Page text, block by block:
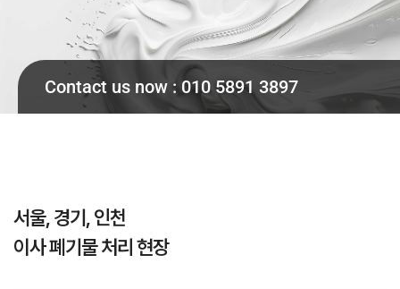
Contact us now : 010 5891 3897
서울, 경기, 인천
이사 폐기물 처리 현장